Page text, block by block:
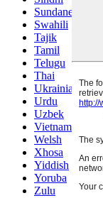
Sundanese
Swahili
Tajik
Tamil
Telugu
Thai
Ukrainian
Urdu
Uzbek
Vietnamese
Welsh
Xhosa
Yiddish
Yoruba
Zulu